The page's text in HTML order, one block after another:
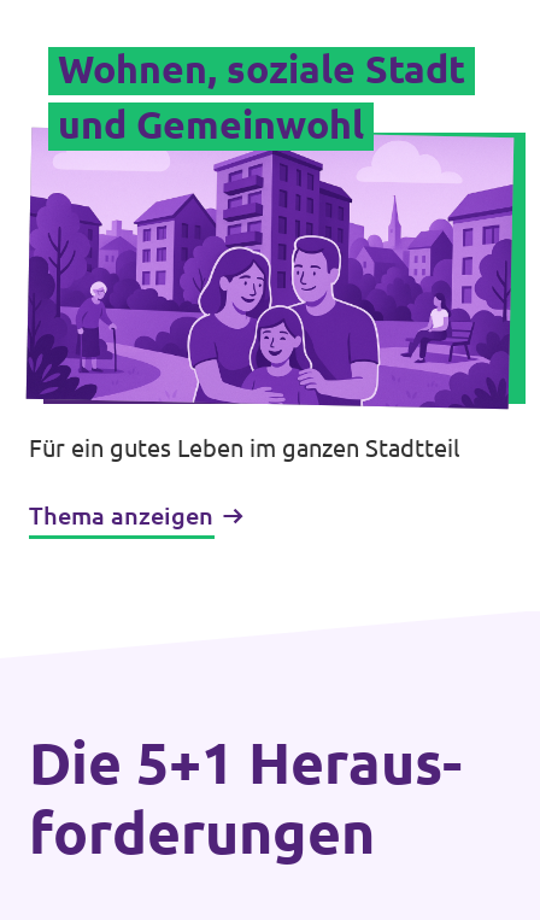
Wohnen, soziale Stadt
und Gemeinwohl
Für ein gutes Leben im ganzen Stadtteil
Thema anzeigen
Die 5+1 Heraus­
forderungen